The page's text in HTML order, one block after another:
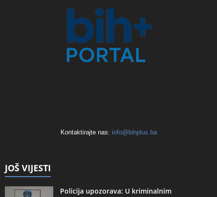
Kontaktirajte nas: info@bihplus.ba
JOŠ VIJESTI
Policija upozorava: U kriminalnim